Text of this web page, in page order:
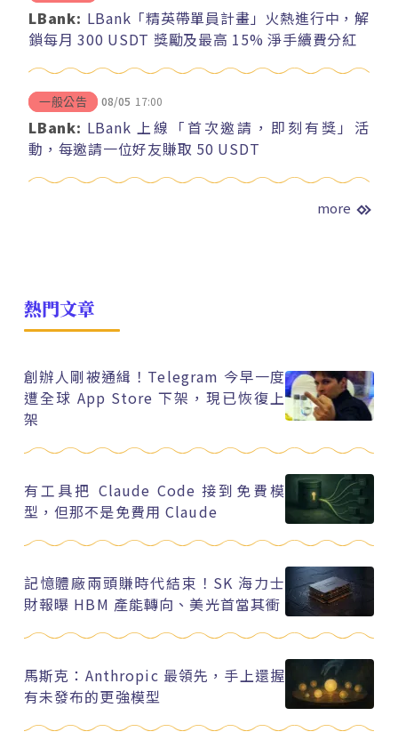
LBank: LBank「精英帶單員計畫」火熱進行中，解
鎖每月 300 USDT 獎勵及最高 15% 淨手續費分紅
一般公告 08/05 17:00
LBank: LBank 上線「首次邀請，即刻有獎」活
動，每邀請一位好友賺取 50 USDT
more
熱門文章
創辦人剛被通緝！Telegram 今早一度
遭全球 App Store 下架，現已恢復上
架
有工具把 Claude Code 接到免費模
型，但那不是免費用 Claude
記憶體廠兩頭賺時代結束！SK 海力士
財報曝 HBM 產能轉向、美光首當其衝
馬斯克：Anthropic 最領先，手上還握
有未發布的更強模型